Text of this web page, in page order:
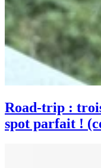
Road-trip :
spot parfait !